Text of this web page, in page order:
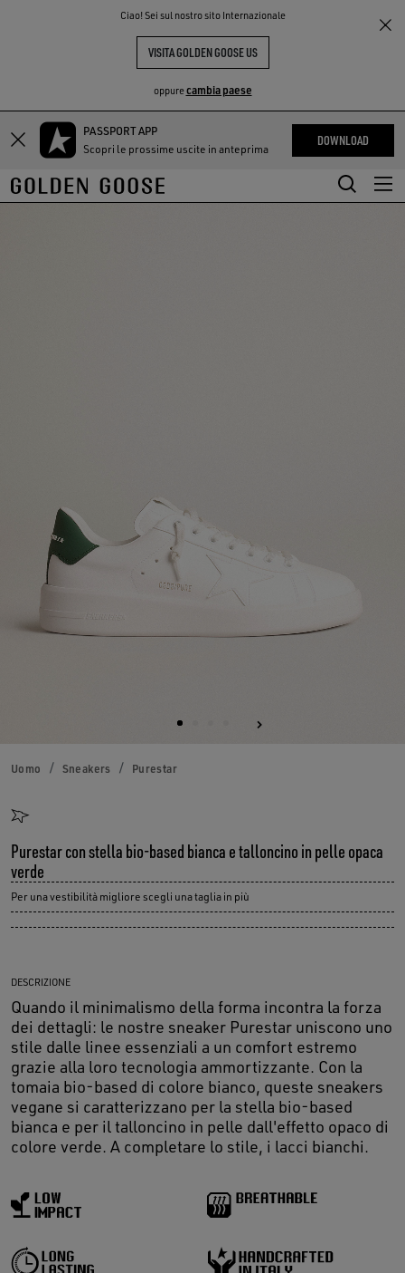
Ciao! Sei sul nostro sito Internazionale
VISITA GOLDEN GOOSE US
oppurecambia paese
Vai
contenuto
principale
Vai
contenuto
del
PASSPORT APP
Scopri le prossime uscite in anteprima
DOWNLOAD
THE
COMMUNITY
Uomo Sneakers Purestar
Purestar con stella bio-based bianca e talloncino in pelle opaca
verde
Per una vestibilità migliore scegli una taglia in più
DESCRIZIONE
Quando il minimalismo della forma incontra la forza
dei dettagli: le nostre sneaker Purestar uniscono uno
stile dalle linee essenziali a un comfort estremo
grazie alla loro tecnologia ammortizzante. Con la
tomaia bio-based di colore bianco, queste sneakers
vegane si caratterizzano per la stella bio-based
bianca e per il talloncino in pelle dall'effetto opaco di
colore verde. A completare lo stile, i lacci bianchi.